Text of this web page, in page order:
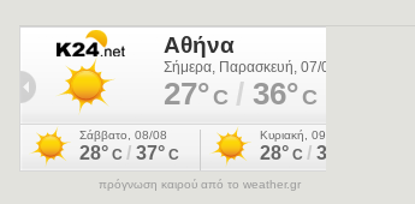
πρόγνωση καιρού από το weather.gr